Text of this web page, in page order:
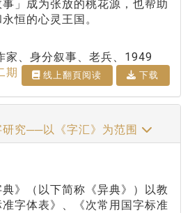
」成为张放的桃花源，也帮助
恒的心灵王国。
家、身分叙事、老兵、1949
期
线上翻⾴阅读 下载
研究──以《字汇》为范围
（以下简称《异典》）以教
字体表》、《次常用国字标准